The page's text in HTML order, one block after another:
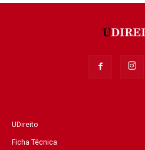
UDireito
Ficha Técnica